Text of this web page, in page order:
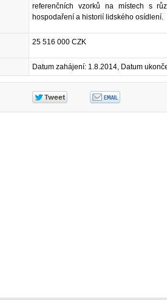
referenčních vzorků na místech s
hospodaření a historií lidského osídlení.
25 516 000 CZK
Datum zahájení: 1.8.2014, Datum